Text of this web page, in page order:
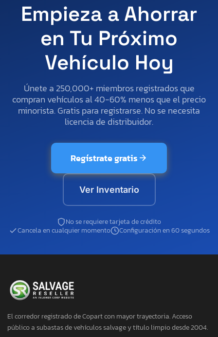
Empieza a Ahorrar
en Tu Próximo
Vehículo Hoy
Únete a 250,000+ miembros registrados que
compran vehículos al 40-60% menos que el precio
minorista. Gratis para registrarse. No se necesita
licencia de distribuidor.
Regístrate gratis
Ver Inventario
No se requiere tarjeta de crédito
Cancela en cualquier momento
Configuración en 60 segundos
El corredor registrado de Copart con mayor trayectoria. Acceso
público a subastas de vehículos salvage y título limpio desde 2004.